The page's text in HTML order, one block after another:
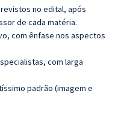
no edital, após
de cada matéria.
com ênfase nos aspectos
com larga
padrão (imagem e